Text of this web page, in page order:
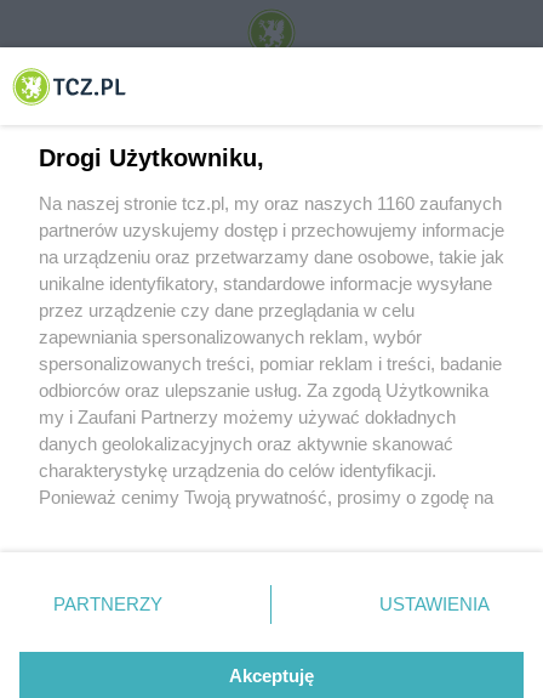
© 2001-2026 Tczew - TCZ.PL Sp. z o.o. Internetowy Serwis Informacyjny Miasta
O FIRMIE POLITYKA PRYWATNOŚCI HOSTING
REKLAMA WSPÓŁPRACA RSS FACEBOOK KONTAKT
Nasze serwisy
Aktualności
Tcz24
Historia miasta
Muzyka i kultura
Archiwum wydarzeń
Zdjęcia miasta
Drogi Użytkowniku,
Na naszej stronie tcz.pl, my oraz naszych 1160 zaufanych
partnerów uzyskujemy dostęp i przechowujemy informacje
na urządzeniu oraz przetwarzamy dane osobowe, takie jak
unikalne identyfikatory, standardowe informacje wysyłane
przez urządzenie czy dane przeglądania w celu
zapewniania spersonalizowanych reklam, wybór
spersonalizowanych treści, pomiar reklam i treści, badanie
odbiorców oraz ulepszanie usług. Za zgodą Użytkownika
my i Zaufani Partnerzy możemy używać dokładnych
danych geolokalizacyjnych oraz aktywnie skanować
charakterystykę urządzenia do celów identyfikacji.
Ponieważ cenimy Twoją prywatność, prosimy o zgodę na
znajdujący się w lewym dolnym rogu strony
. Niektóre
przetwarzaniu. Preferencje będą miały zastosowania tylko
PARTNERZY USTAWIENIA
Akceptuję